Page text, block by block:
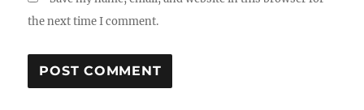
the next time I comment.